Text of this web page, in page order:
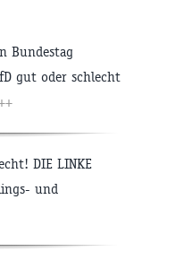
Bundestag
gut oder schlecht
DIE LINKE
und